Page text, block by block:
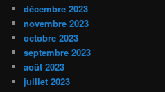
décembre 2023
novembre 2023
octobre 2023
septembre 2023
août 2023
juillet 2023